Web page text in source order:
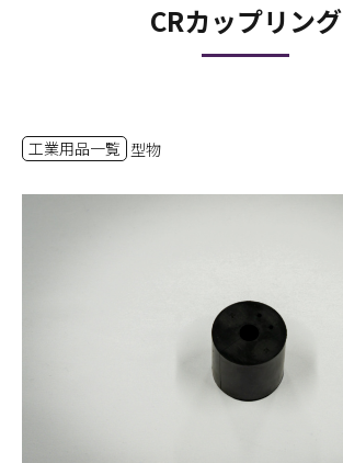
CRカップリング
工業用品一覧 型物